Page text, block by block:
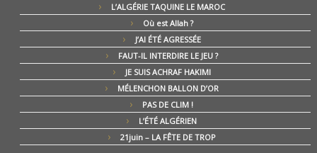
L’ALGÉRIE TAQUINE LE MAROC
Où est Allah ?
J’AI ÉTÉ AGRESSÉE
FAUT-IL INTERDIRE LE JEU ?
JE SUIS ACHRAF HAKIMI
MÉLENCHON BALLON D’OR
PAS DE CLIM !
L’ÉTÉ ALGÉRIEN
21juin – LA FÊTE DE TROP